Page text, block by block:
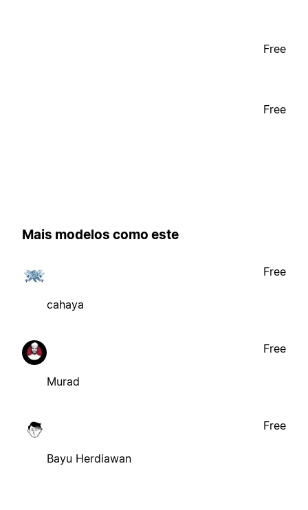
Free
Free
Mais modelos como este
cahaya
Free
Murad
Free
Bayu Herdiawan
Free